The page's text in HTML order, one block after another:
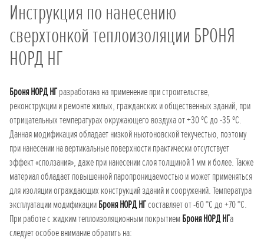
Инструкция по нанесению
сверхтонкой теплоизоляции БРОНЯ
НОРД НГ
Броня НОРД НГразработана на применение при строительстве,
реконструкции и ремонте жилых, гражданских и общественных зданий, при
отрицательных температурах окружающего воздуха от +30 ºС до -35 ºС.
Данная модификация обладает низкой ньютоновской текучестью, поэтому
при нанесении на вертикальные поверхности практически отсутствует
эффект «сползания», даже при нанесении слоя толщиной 1 мм и более. Также
материал обладает повышенной паропроницаемостью и может применяться
для изоляции ограждающих конструкций зданий и сооружений. Температура
эксплуатации модификацииБроня НОРД НГсоставляет от -60 °С до +70 °С.
При работе с жидким теплоизоляционным покрытиемБроня НОРД НГа
следует особое внимание обратить на: